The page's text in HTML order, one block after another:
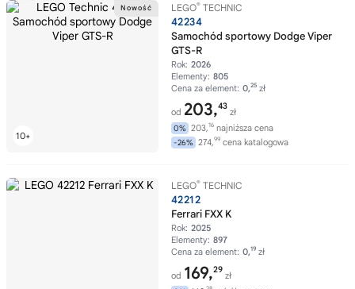
LEGO® TECHNIC
42234
Samochód sportowy Dodge Viper
GTS-R
Rok: 2026
Elementy: 805
Cena za element: 0,25 zł
od 203,43
zł
0% 203,16 najniższa cena
-26% 274,99 cena katalogowa
LEGO® TECHNIC
42212
Ferrari FXX K
Rok: 2025
Elementy: 897
Cena za element: 0,19 zł
od 169,29
zł